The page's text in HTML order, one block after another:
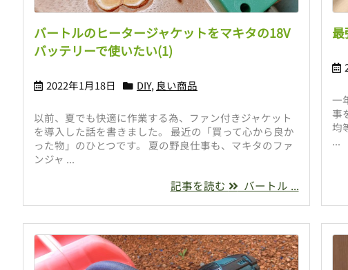
バートルのヒータージャケットをマキタの18V
バッテリーで使いたい(1)
2022年1月18日 DIY, 良い商品
以前、夏でも快適に作業する為、ファン付きジャケット
を導入した話を書きました。 最近の「買って心から良か
った物」のひとつです。 夏の野良仕事も、マキタのファ
ンジャ ...
記事を読む バートル ...
一
事
均
...